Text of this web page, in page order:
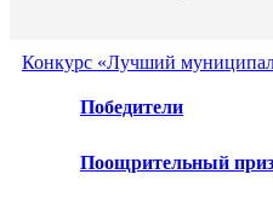
Конкурс «Лучший
Победители
Поощрительный приз